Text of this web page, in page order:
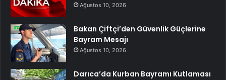
Ağustos 10, 2026
Bakan Çiftçi’den Güvenlik Güçlerine
Bayram Mesajı
Ağustos 10, 2026
Darıca’da Kurban Bayramı Kutlaması